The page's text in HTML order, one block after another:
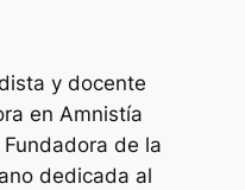
y docente
en Amnistía
de la
dedicada al